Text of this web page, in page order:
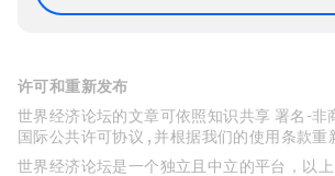
许可和重新发布
世界经济论坛的文章可依照知识共享 署名-非
国际公共许可协议 , 并根据我们的使用条款重
世界经济论坛是一个独立且中立的平台，以